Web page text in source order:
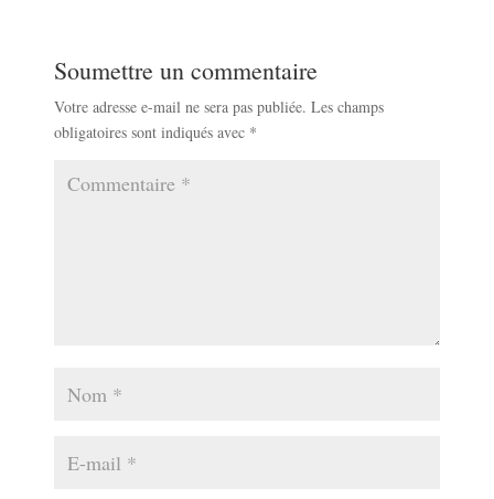
Soumettre un commentaire
Votre adresse e-mail ne sera pas publiée. Les champs
obligatoires sont indiqués avec *